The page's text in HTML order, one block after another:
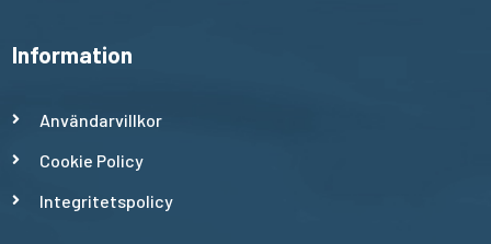
Information
Användarvillkor
Cookie Policy
Integritetspolicy